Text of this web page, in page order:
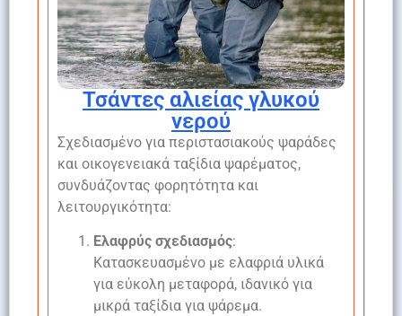
Τσάντες αλιείας γλυκού
νερού
Σχεδιασμένο για περιστασιακούς ψαράδες
και οικογενειακά ταξίδια ψαρέματος,
συνδυάζοντας φορητότητα και
λειτουργικότητα:
Ελαφρύς σχεδιασμός:
Κατασκευασμένο με ελαφριά υλικά
για εύκολη μεταφορά, ιδανικό για
μικρά ταξίδια για ψάρεμα.